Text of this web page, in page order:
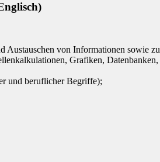
Austauschen von Informationen sowie
Grafiken,
und beruflicher Begriffe);